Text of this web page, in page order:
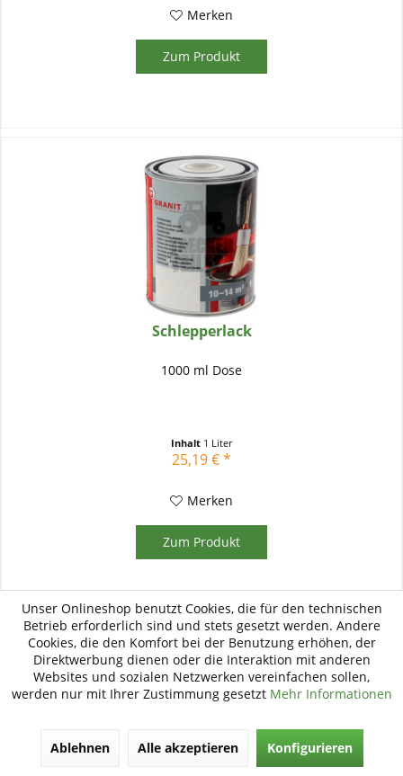
Merken
Zum Produkt
Schlepperlack
1000 ml Dose
Inhalt 1 Liter
25,19 € *
Merken
Zum Produkt
Unser Onlineshop benutzt Cookies, die für den technischen
Betrieb erforderlich sind und stets gesetzt werden. Andere
Cookies, die den Komfort bei der Benutzung erhöhen, der
Direktwerbung dienen oder die Interaktion mit anderen
Websites und sozialen Netzwerken vereinfachen sollen,
werden nur mit Ihrer Zustimmung gesetzt Mehr Informationen
Ablehnen Alle akzeptieren Konfigurieren